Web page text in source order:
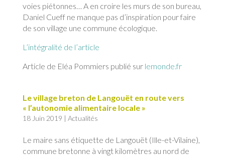
voies piétonnes… A en croire les murs de son bureau,
Daniel Cueff ne manque pas d’inspiration pour faire
de son village une commune écologique.
L’intégralité de l’article
Article de Eléa Pommiers publié sur lemonde.fr
Le village breton de Langouët en route vers
« l’autonomie alimentaire locale »
18 Juin 2019 | Actualités
Le maire sans étiquette de Langouët (Ille-et-Vilaine),
commune bretonne à vingt kilomètres au nord de